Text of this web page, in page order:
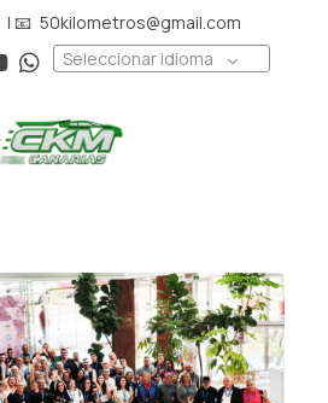
| 📧 50kilometros@gmail.com
Seleccionar idioma